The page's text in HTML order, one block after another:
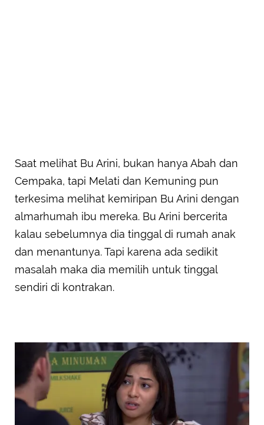
Saat melihat Bu Arini, bukan hanya Abah dan
Cempaka, tapi Melati dan Kemuning pun
terkesima melihat kemiripan Bu Arini dengan
almarhumah ibu mereka. Bu Arini bercerita
kalau sebelumnya dia tinggal di rumah anak
dan menantunya. Tapi karena ada sedikit
masalah maka dia memilih untuk tinggal
sendiri di kontrakan.